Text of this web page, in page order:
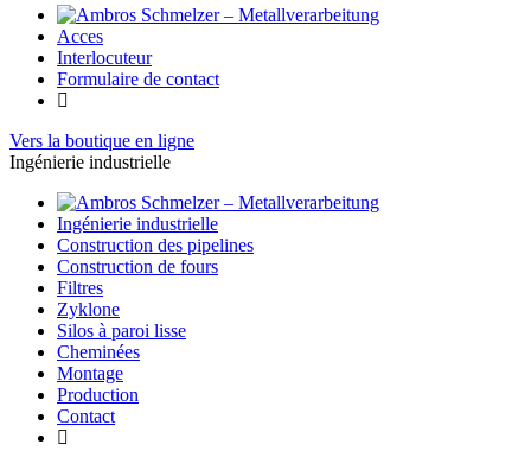
Acces
Interlocuteur
Formulaire de contact
Vers la boutique en ligne
Ingénierie industrielle
Ingénierie industrielle
Construction des pipelines
Construction de fours
Filtres
Zyklone
Silos à paroi lisse
Cheminées
Montage
Production
Contact